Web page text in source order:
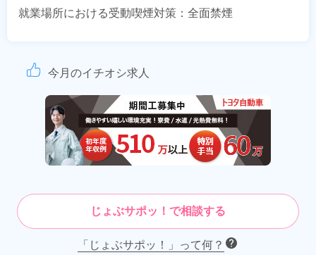
就業場所における受動喫煙対策：全面禁煙
今月のイチオシ求人
じょぶサポッ！で相談する
「じょぶサポッ！」って何？